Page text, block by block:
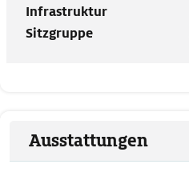
Infrastruktur
Sitzgruppe
Ausstattungen